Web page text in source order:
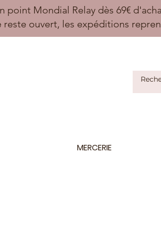
point Mondial Relay dès 69€
ouvert, les expéditions
MERCERIE